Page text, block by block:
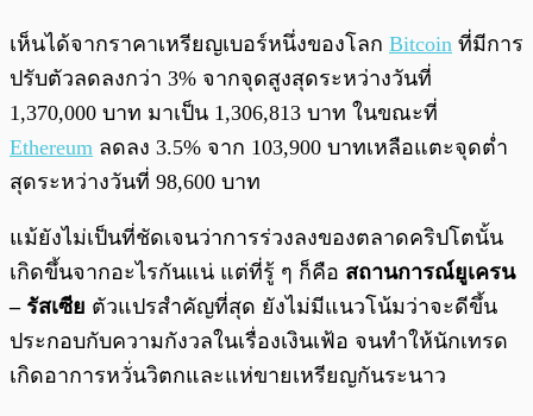
เห็นได้จากราคาเหรียญเบอร์หนึ่งของโลก Bitcoin ที่มีการ
ปรับตัวลดลงกว่า 3% จากจุดสูงสุดระหว่างวันที่
1,370,000 บาท มาเป็น 1,306,813 บาท ในขณะที่
Ethereum ลดลง 3.5% จาก 103,900 บาทเหลือแตะจุดต่ำ
สุดระหว่างวันที่ 98,600 บาท
แม้ยังไม่เป็นที่ชัดเจนว่าการร่วงลงของตลาดคริปโตนั้น
เกิดขึ้นจากอะไรกันแน่ แต่ที่รู้ ๆ ก็คือ สถานการณ์ยูเครน
– รัสเซีย ตัวแปรสำคัญที่สุด ยังไม่มีแนวโน้มว่าจะดีขึ้น
ประกอบกับความกังวลในเรื่องเงินเฟ้อ จนทำให้นักเทรด
เกิดอาการหวั่นวิตกและแห่ขายเหรียญกันระนาว